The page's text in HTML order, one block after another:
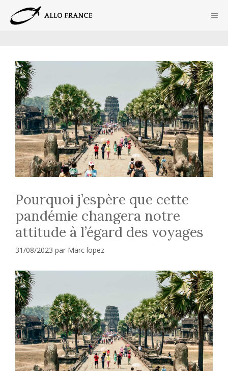
contenu
Pourquoi j’espère que cette
pandémie changera notre
attitude à l’égard des voyages
31/08/2023 par Marc lopez